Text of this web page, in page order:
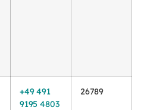
+49 491
9195 4803
26789